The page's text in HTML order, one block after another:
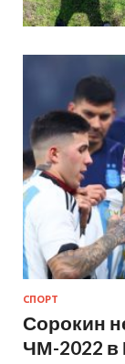
СПОРТ
Сорокин
ЧМ-2022 в